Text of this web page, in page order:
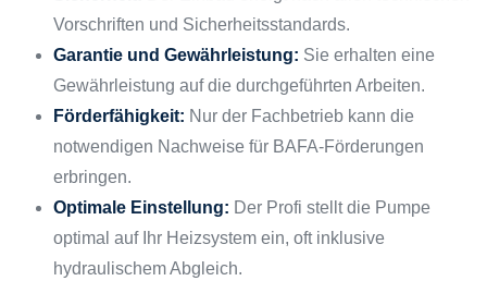
Vorschriften und Sicherheitsstandards.
Garantie und Gewährleistung: Sie erhalten eine
Gewährleistung auf die durchgeführten Arbeiten.
Förderfähigkeit: Nur der Fachbetrieb kann die
notwendigen Nachweise für BAFA-Förderungen
erbringen.
Optimale Einstellung: Der Profi stellt die Pumpe
optimal auf Ihr Heizsystem ein, oft inklusive
hydraulischem Abgleich.